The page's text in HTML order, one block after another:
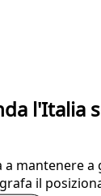
l'Italia
mantenere
il